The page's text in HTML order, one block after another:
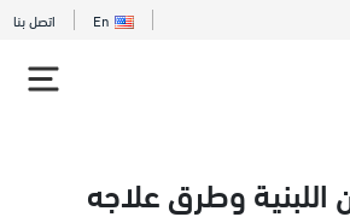
En اتصل بنا
وطرق علاجه